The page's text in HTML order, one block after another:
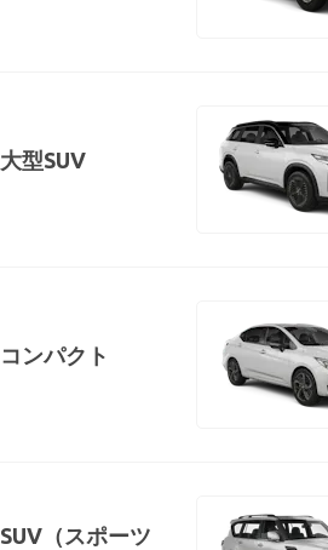
大型SUV
コンパクト
SUV（スポーツ